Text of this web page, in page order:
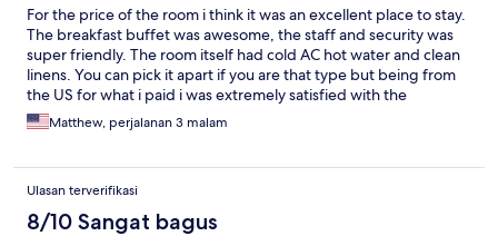
For the price of the room i think it was an excellent place to stay.
The breakfast buffet was awesome, the staff and security was
super friendly. The room itself had cold AC hot water and clean
linens. You can pick it apart if you are that type but being from
the US for what i paid i was extremely satisfied with the
establishmnet. The area around the hotel might not be great for
walking at night for some people, i would say it seems safe to
after 8 pm theres really no reason to walk around the
neighborhood. You can get a cab or grab into the city for
relativly cheap.
Matthew, perjalanan 3 malam
Ulasan terverifikasi
8/10 Sangat bagus